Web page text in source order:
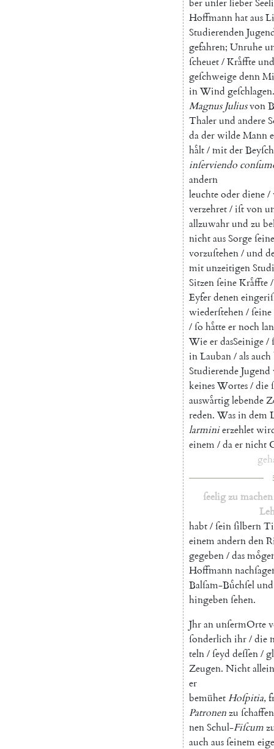
berunſerlieber
Hoffmannhataus
Studierenden
gefahren; Unruhe
ſcheuet/Kraͤffteund
geſchweigedenn
inWind geſchlagen.
Magnus Juliusvon
Thalerund andere
daderwildeMann
haͤlt/mitder
inſerviendo
andern
leuchteoderdiene/
verzehret/iſtvon
allzuwahrund zu
nichtausSorge
vorzuſtehen/und
mitunzeitigen
SitzenſeineKraͤffte/
Eyferdenen
wiederſtehen/ſeine
/ſo haͤtteernoch
WieerdasSeinige/
inLauban/alsauch
StudierendeJugend
keinesWortes/die
auswaͤrtiglebende
reden. Wasindem
larminierzehlet
einem/daernicht
ſeelig zu machen
habt/ſeinſilbern
einemandernden
gegeben/das
Hoffmann
Balſam-Buͤchſelund
hingebenſehen.
JhranunſermOrte
ſonderlichihr/die
teln/ſeyd deſſen/
Zeugen. Nichtallein
er
bemühetHoſpitia,
Patronenzu ſchaffen
nenSchul-Fiſcum
auchausſeinem